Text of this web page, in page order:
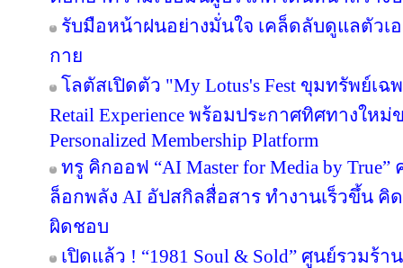
รับมือหน้าฝนอย่างมั่นใจ เคล็ดลับดูแลตัวเ
กาย
โลตัสเปิดตัว "My Lotus's Fest ขุมทรัพย์เ
Retail Experience พร้อมประกาศทิศทางใหม่
Personalized Membership Platform
ทรู คิกออฟ “AI Master for Media by
ล็อกพลัง AI อัปสกิลสื่อสาร ทำงานเร็วขึ้น คิ
ผิดชอบ
เปิดแล้ว ! “1981 Soul & Sold” ศูนย์รวม